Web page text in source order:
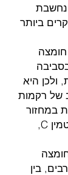
ביותר
חומצה
ולכן היא
של רקמות
במחזור
נוגדי חמצון אחרים, כגון ויטמין C,
בין